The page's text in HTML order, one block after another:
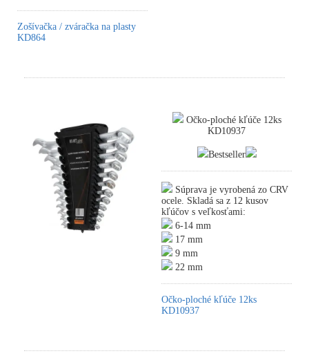
Zošívačka / zváračka na plasty
KD864
Očko-ploché kľúče 12ks
KD10937
Bestseller
Súprava je vyrobená zo CRV
ocele. Skladá sa z 12 kusov
kľúčov s veľkosťami:
6-14 mm
17 mm
9 mm
22 mm
Očko-ploché kľúče 12ks
KD10937